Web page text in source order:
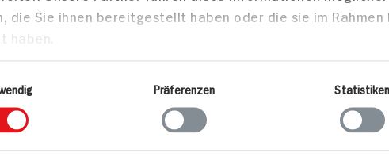
die Sie ihnen bereitgestellt haben oder die sie im
haben.
Präferenzen Statistiken
70 min
735 kcal p. Portion
454 kcal p. Portion